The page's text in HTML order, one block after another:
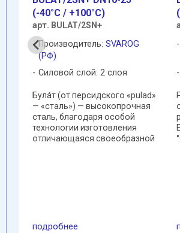
(-40°C / +100°C)
арт. BULAT/2SN+
Производитель: SVAROG
(РФ)
Силовой слой: 2 слоя
Була́т (от персидского «pulad»
— «сталь») — высокопрочная
сталь, благодаря особой
технологии изготовления
отличающаяся своеобразной
подробнее